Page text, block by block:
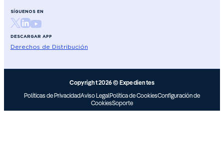
SÍGUENOS EN
DESCARGAR APP
Derechos de Distribución
Copyright 2026 © Expedientes
Políticas de PrivacidadAviso LegalPolítica de CookiesConfiguración de
CookiesSoporte